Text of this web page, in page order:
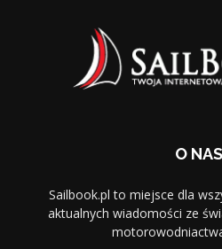
O NAS
Sailbook.pl to miejsce dla
aktualnych wiadomości ze